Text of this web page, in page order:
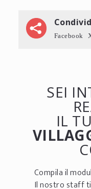
Facebook
SEI
IL
Compila il
Il nostro staff